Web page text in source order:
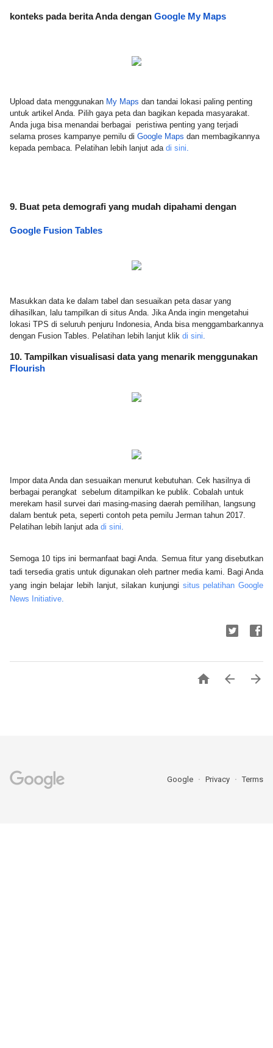
konteks pada berita Anda dengan Google My Maps
Upload data menggunakan My Maps dan tandai lokasi paling penting
untuk artikel Anda. Pilih gaya peta dan bagikan kepada masyarakat.
Anda juga bisa menandai berbagai  peristiwa penting yang terjadi
selama proses kampanye pemilu di Google Maps dan membagikannya
kepada pembaca. Pelatihan lebih lanjut ada di sini.
Google Fusion Tables
Masukkan data ke dalam tabel dan sesuaikan peta dasar yang
dihasilkan, lalu tampilkan di situs Anda. Jika Anda ingin mengetahui
lokasi TPS di seluruh penjuru Indonesia, Anda bisa menggambarkannya
dengan Fusion Tables. Pelatihan lebih lanjut klik di sini.
Flourish
Impor data Anda dan sesuaikan menurut kebutuhan. Cek hasilnya di
berbagai perangkat  sebelum ditampilkan ke publik. Cobalah untuk
merekam hasil survei dari masing-masing daerah pemilihan, langsung
dalam bentuk peta, seperti contoh peta pemilu Jerman tahun 2017.
Pelatihan lebih lanjut ada di sini.
Semoga 10 tips ini bermanfaat bagi Anda. Semua fitur yang disebutkan
tadi tersedia gratis untuk digunakan oleh partner media kami. Bagi Anda
yang ingin belajar lebih lanjut, silakan kunjungi situs pelatihan Google
News Initiative.
  
Google Privacy Terms